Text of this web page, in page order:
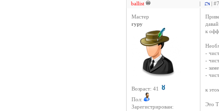
ballist | |
Мастер
гуру
Возраст: 41
Пол:
Зарегистрирован:
к офф
-
-
-
-
к
Это